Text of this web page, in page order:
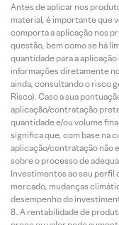
Antes de aplicar nos
material, é importante que
comporta a aplicação nos
questão, bem como se há
quantidade para a
informações diretamente
ainda, consultando o risco
Risco). Caso a sua
aplicação/contratação
quantidade e/ou volume
significa que, com base na
aplicação/contratação não
sobre o processo de
Investimentos ao seu perfil
mercado, mudanças
desempenho do
A rentabilidade de